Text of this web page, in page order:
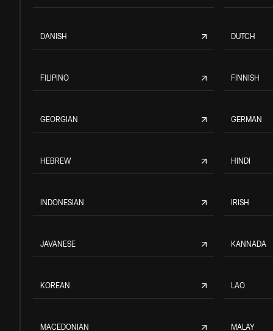
DANISH DUTCH
FILIPINO FINNISH
GEORGIAN GERMAN
HEBREW HINDI
INDONESIAN IRISH
JAVANESE KANNADA
KOREAN LAO
MACEDONIAN MALAY